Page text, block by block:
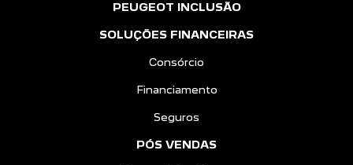
PEUGEOT INCLUSÃO
SOLUÇÕES FINANCEIRAS
Consórcio
Financiamento
Seguros
PÓS VENDAS